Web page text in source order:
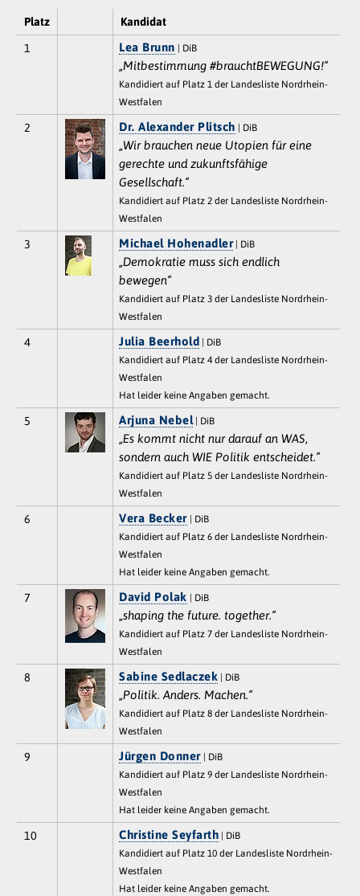
Platz Kandidat
1 Lea Brunn | DiB
„Mitbestimmung #brauchtBEWEGUNG!“
Kandidiert auf Platz 1 der Landesliste Nordrhein-
Westfalen
2 Dr. Alexander Plitsch | DiB
„Wir brauchen neue Utopien für eine
gerechte und zukunftsfähige
Gesellschaft.“
Kandidiert auf Platz 2 der Landesliste Nordrhein-
Westfalen
3 Michael Hohenadler| DiB
„Demokratie muss sich endlich
bewegen“
Kandidiert auf Platz 3 der Landesliste Nordrhein-
Westfalen
4 Julia Beerhold
| DiB
Kandidiert auf Platz 4 der Landesliste Nordrhein-
Westfalen
Hat leider keine Angaben gemacht.
5 Arjuna Nebel| DiB
„Es kommt nicht nur darauf an WAS,
sondern auch WIE Politik entscheidet.“
Kandidiert auf Platz 5 der Landesliste Nordrhein-
Westfalen
6 Vera Becker| DiB
Kandidiert auf Platz 6 der Landesliste Nordrhein-
Westfalen
Hat leider keine Angaben gemacht.
7 David Polak | DiB
„shaping the future. together.“
Kandidiert auf Platz 7 der Landesliste Nordrhein-
Westfalen
8 Sabine Sedlaczek | DiB
„Politik. Anders. Machen.“
Kandidiert auf Platz 8 der Landesliste Nordrhein-
Westfalen
9 Jürgen Donner| DiB
Kandidiert auf Platz 9 der Landesliste Nordrhein-
Westfalen
Hat leider keine Angaben gemacht.
10 Christine Seyfarth | DiB
Kandidiert auf Platz 10 der Landesliste Nordrhein-
Westfalen
Hat leider keine Angaben gemacht.